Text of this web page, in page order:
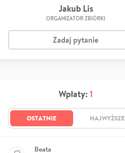
Jakub Lis
ORGANIZATOR ZBIÓRKI
Zadaj pytanie
Wpłaty: 1
OSTATNIE NAJWYŻSZE
Beata